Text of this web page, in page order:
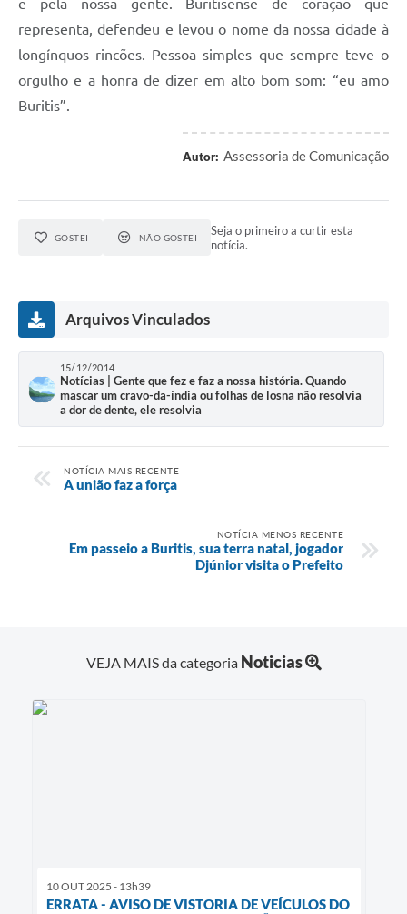
e pela nossa gente. Buritisense de coração que
representa, defendeu e levou o nome da nossa cidade à
longínquos rincões. Pessoa simples que sempre teve o
orgulho e a honra de dizer em alto bom som: “eu amo
Buritis”.
Autor: Assessoria de Comunicação
GOSTEI NÃO GOSTEI
Seja o primeiro a curtir esta
notícia.
Arquivos Vinculados
15/12/2014
Notícias | Gente que fez e faz a nossa história. Quando
mascar um cravo-da-índia ou folhas de losna não resolvia
a dor de dente, ele resolvia
NOTÍCIA MAIS RECENTE
A união faz a força
NOTÍCIA MENOS RECENTE
Em passeio a Buritis, sua terra natal, jogador
Djúnior visita o Prefeito
VEJA MAIS da categoria Noticias
10 OUT 2025 - 13h39
ERRATA - AVISO DE VISTORIA DE VEÍCULOS DO